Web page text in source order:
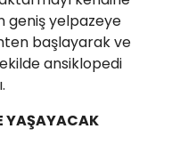
geniş yelpazeye
başlayarak ve
ansiklopedi
YAŞAYACAK